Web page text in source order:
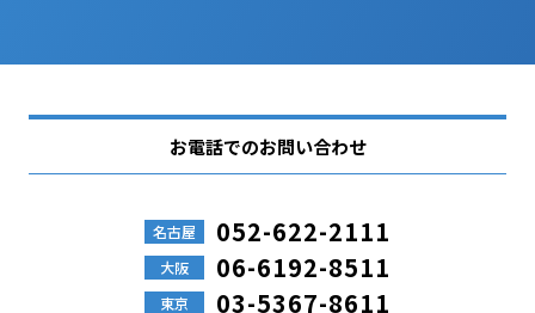
お電話でのお問い合わせ
名古屋 052-622-2111
大阪 06-6192-8511
東京 03-5367-8611